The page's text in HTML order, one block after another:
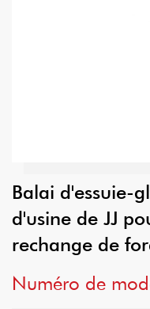
Balai d'essuie-
d'usine de JJ
rechange de
Numéro de